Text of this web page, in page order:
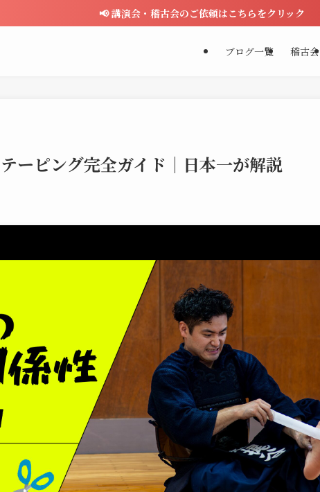
📢 講演会・稽古会のご依頼はこちらをクリック
ブログ一覧 稽古会
ーピング完全ガイド｜日本一が解説